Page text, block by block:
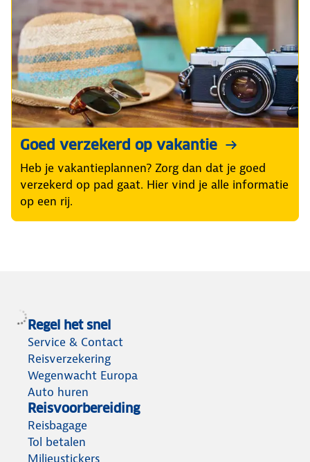
Goed verzekerd op vakantie
Heb je vakantieplannen? Zorg dan dat je goed
verzekerd op pad gaat. Hier vind je alle informatie
op een rij.
Regel het snel
Service & Contact
Reisverzekering
Wegenwacht Europa
Auto huren
Reisvoorbereiding
Reisbagage
Tol betalen
Milieustickers